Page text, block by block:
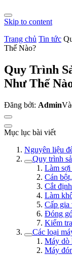
Skip to content
Trang chủ Tin tức
Thế Nào?
Quy Trình
Như Thế
Đăng bởi: Admin
Mục lục bài viết
Nguyên liệu
Quy trình
Làm
Cán
Cắt
Làm
Cấp gia
Đóng
Kiểm
Các loại
Máy dò
Máy